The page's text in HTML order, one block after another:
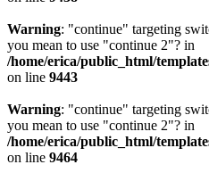
Warning: "continue" targeting
you mean to use "continue 2"? in
/home/erica/public_html/
on line 9443
Warning: "continue" targeting
you mean to use "continue 2"? in
/home/erica/public_html/
on line 9464